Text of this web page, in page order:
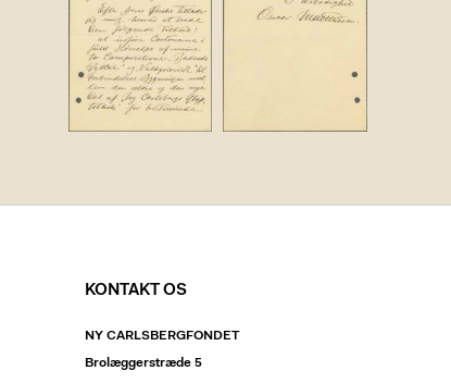
KONTAKT OS
NY CARLSBERGFONDET
Brolæggerstræde 5